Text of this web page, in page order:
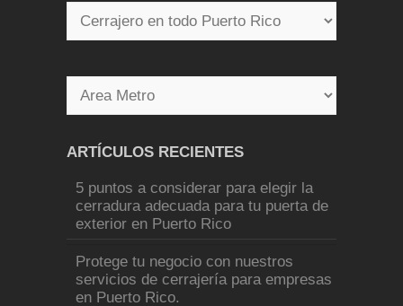
ARTÍCULOS RECIENTES
5 puntos a considerar para elegir la
cerradura adecuada para tu puerta de
exterior en Puerto Rico
Protege tu negocio con nuestros
servicios de cerrajería para empresas
en Puerto Rico.